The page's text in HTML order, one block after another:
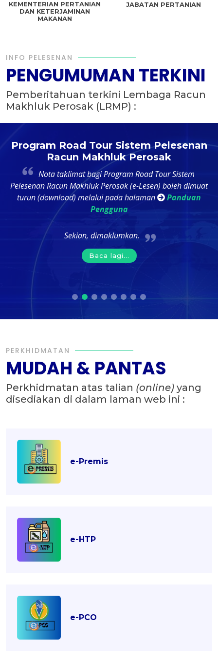
KEMENTERIAN PERTANIAN
DAN KETERJAMINAN
MAKANAN
JABATAN PERTANIAN
INFO PELESENAN
PENGUMUMAN TERKINI
Pemberitahuan terkini Lembaga Racun
Makhluk Perosak (LRMP) :
Program Road Tour Sistem Pelesenan
Racun Makhluk Perosak
Nota taklimat bagi Program Road Tour Sistem
Pelesenan Racun Makhluk Perosak (e-Lesen) boleh dimuat
turun (download) melalui pada halaman
Panduan
Pengguna
Sekian, dimaklumkan.
Baca lagi...
PERKHIDMATAN
MUDAH & PANTAS
Perkhidmatan atas talian (online) yang
disediakan di dalam laman web ini :
e-Premis
e-HTP
e-PCO